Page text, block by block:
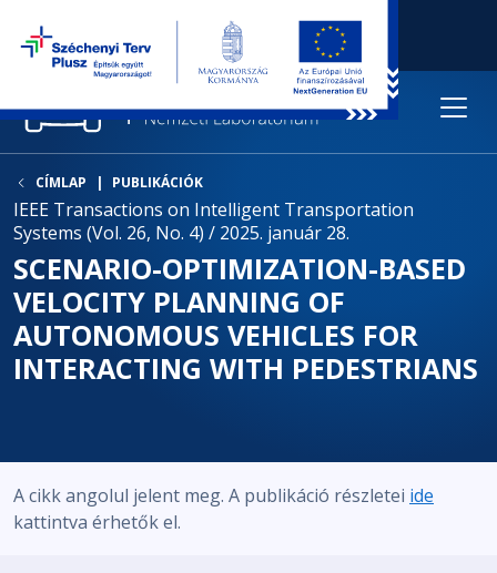
CÍMLAP PUBLIKÁCIÓK
IEEE Transactions on Intelligent Transportation
Systems (Vol. 26, No. 4) / 2025. január 28.
SCENARIO-OPTIMIZATION-BASED
VELOCITY PLANNING OF
AUTONOMOUS VEHICLES FOR
INTERACTING WITH PEDESTRIANS
A cikk angolul jelent meg. A publikáció részletei ide
kattintva érhetők el.